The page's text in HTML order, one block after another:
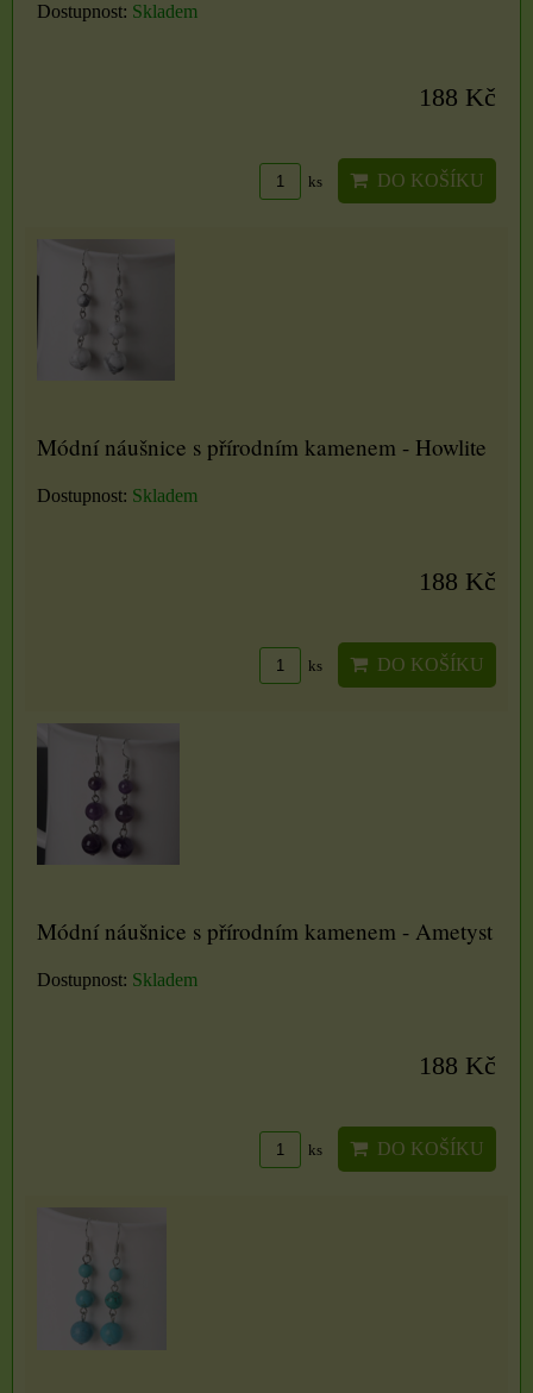
Dostupnost: Skladem
188 Kč
ks DO KOŠÍKU
Módní náušnice s přírodním kamenem - Howlite
Dostupnost: Skladem
188 Kč
ks DO KOŠÍKU
Módní náušnice s přírodním kamenem - Ametyst
Dostupnost: Skladem
188 Kč
ks DO KOŠÍKU